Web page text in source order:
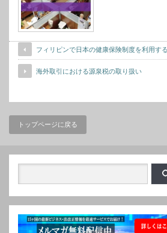
フィリピンで日本の健康保険制度を利用す
海外取引における源泉税の取り扱い
トップページに戻る